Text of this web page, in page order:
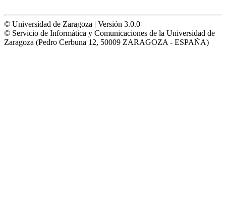
© Universidad de Zaragoza | Versión 3.0.0
© Servicio de Informática y Comunicaciones de la Universidad de
Zaragoza (Pedro Cerbuna 12, 50009 ZARAGOZA - ESPAÑA)